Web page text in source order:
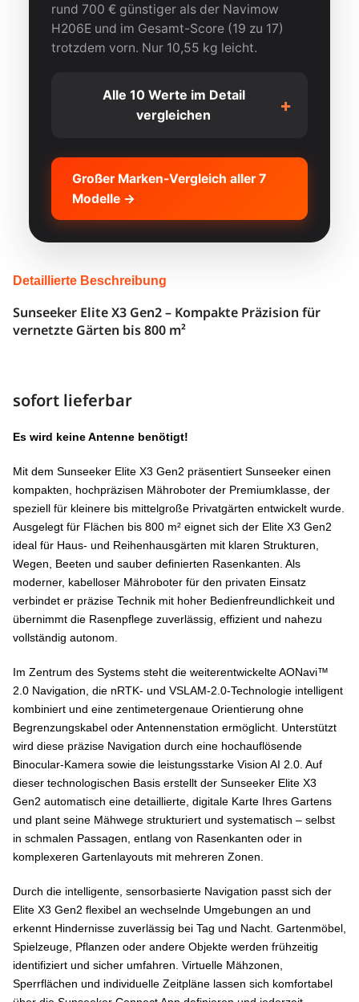
rund 700 € günstiger als der Navimow
H206E und im Gesamt-Score (19 zu 17)
trotzdem vorn. Nur 10,55 kg leicht.
Alle 10 Werte im Detail
vergleichen
+
KRITERIUM SUNSEEKER X3 GEN2
FLÄCHE
HINDERNISERKENNUNG Binokular
NACHTSICHT
KANTENSCHNITT Ja (Seitenmähwerk)
4G INKL. 2 Jahre
PREIS 1.099 €
GESAMT-SCORE 19
Großer Marken-Vergleich aller 7
Modelle →
Detaillierte Beschreibung
Sunseeker Elite X3 Gen2 – Kompakte Präzision für
vernetzte Gärten bis 800 m²
sofort lieferbar
Es wird keine Antenne benötigt!
Mit dem Sunseeker Elite X3 Gen2 präsentiert Sunseeker einen
kompakten, hochpräzisen Mähroboter der Premiumklasse, der
speziell für kleinere bis mittelgroße Privatgärten entwickelt wurde.
Ausgelegt für Flächen bis 800 m² eignet sich der Elite X3 Gen2
ideal für Haus- und Reihenhausgärten mit klaren Strukturen,
Wegen, Beeten und sauber definierten Rasenkanten. Als
moderner, kabelloser Mähroboter für den privaten Einsatz
verbindet er präzise Technik mit hoher Bedienfreundlichkeit und
übernimmt die Rasenpflege zuverlässig, effizient und nahezu
vollständig autonom.
Im Zentrum des Systems steht die weiterentwickelte AONavi™
2.0 Navigation, die nRTK- und VSLAM-2.0-Technologie intelligent
kombiniert und eine zentimetergenaue Orientierung ohne
Begrenzungskabel oder Antennenstation ermöglicht. Unterstützt
wird diese präzise Navigation durch eine hochauflösende
Binocular-Kamera sowie die leistungsstarke Vision AI 2.0. Auf
dieser technologischen Basis erstellt der Sunseeker Elite X3
Gen2 automatisch eine detaillierte, digitale Karte Ihres Gartens
und plant seine Mähwege strukturiert und systematisch – selbst
in schmalen Passagen, entlang von Rasenkanten oder in
komplexeren Gartenlayouts mit mehreren Zonen.
Durch die intelligente, sensorbasierte Navigation passt sich der
Elite X3 Gen2 flexibel an wechselnde Umgebungen an und
erkennt Hindernisse zuverlässig bei Tag und Nacht. Gartenmöbel,
Spielzeuge, Pflanzen oder andere Objekte werden frühzeitig
identifiziert und sicher umfahren. Virtuelle Mähzonen,
Sperrflächen und individuelle Zeitpläne lassen sich komfortabel